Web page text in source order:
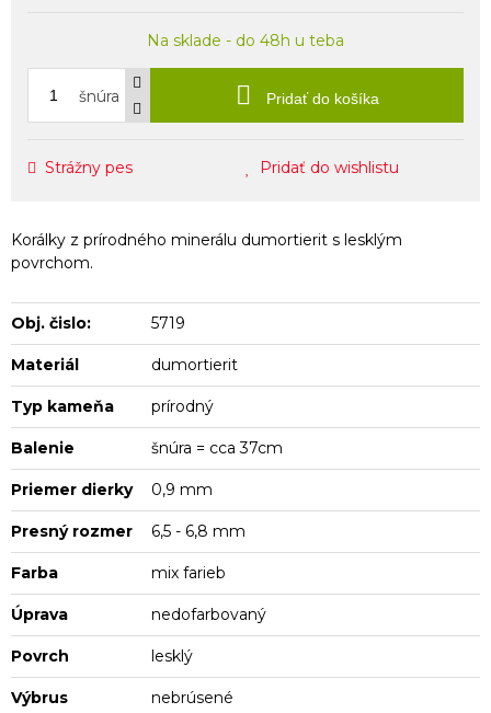
Na sklade - do 48h u teba
šnúra Pridať do košíka
Strážny pes Pridať do wishlistu
Korálky z prírodného minerálu dumortierit s lesklým
povrchom.
Obj. čislo: 5719
Materiál dumortierit
Typ kameňa prírodný
Balenie šnúra = cca 37cm
Priemer dierky 0,9 mm
Presný rozmer 6,5 - 6,8 mm
Farba mix farieb
Úprava nedofarbovaný
Povrch lesklý
Výbrus nebrúsené